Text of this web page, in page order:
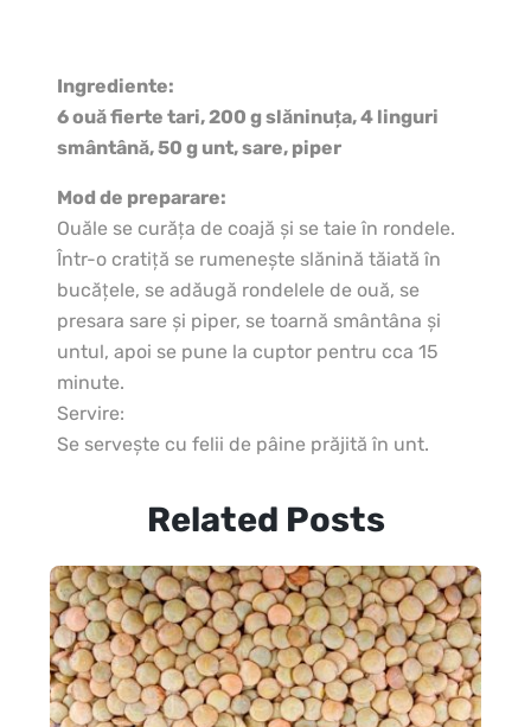
Ingrediente:
6 ouă fierte tari, 200 g slăninuţa, 4 linguri
smântână, 50 g unt, sare, piper
Mod de preparare:
Ouăle se curăţa de coajă şi se taie în rondele.
Într-o cratiţă se rumeneşte slănină tăiată în
bucăţele, se adăugă rondelele de ouă, se
presara sare şi piper, se toarnă smântâna şi
untul, apoi se pune la cuptor pentru cca 15
minute.
Servire:
Se serveşte cu felii de pâine prăjită în unt.
Related Posts